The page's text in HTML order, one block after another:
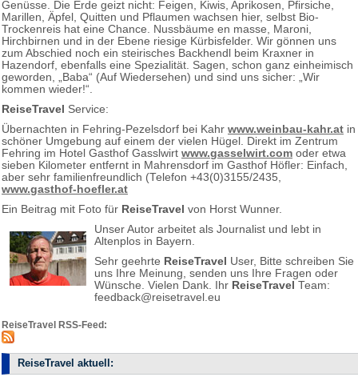
Genüsse. Die Erde geizt nicht: Feigen, Kiwis, Aprikosen, Pfirsiche,
Marillen, Äpfel, Quitten und Pflaumen wachsen hier, selbst Bio-
Trockenreis hat eine Chance. Nussbäume en masse, Maroni,
Hirchbirnen und in der Ebene riesige Kürbisfelder. Wir gönnen uns
zum Abschied noch ein steirisches Backhendl beim Kraxner in
Hazendorf, ebenfalls eine Spezialität. Sagen, schon ganz einheimisch
geworden, „Baba“ (Auf Wiedersehen) und sind uns sicher: „Wir
kommen wieder!“.
ReiseTravel Service:
Übernachten in Fehring-Pezelsdorf bei Kahr www.weinbau-kahr.at in
schöner Umgebung auf einem der vielen Hügel. Direkt im Zentrum
Fehring im Hotel Gasthof Gasslwirt www.gasselwirt.com oder etwa
sieben Kilometer entfernt in Mahrensdorf im Gasthof Höfler: Einfach,
aber sehr familienfreundlich (Telefon +43(0)3155/2435,
www.gasthof-hoefler.at
Ein Beitrag mit Foto für ReiseTravel von Horst Wunner.
Unser Autor arbeitet als Journalist und lebt in
Altenplos in Bayern.
Sehr geehrte ReiseTravel User, Bitte schreiben Sie
uns Ihre Meinung, senden uns Ihre Fragen oder
Wünsche. Vielen Dank. Ihr ReiseTravel Team:
feedback@reisetravel.eu
ReiseTravel RSS-Feed:
ReiseTravel aktuell: